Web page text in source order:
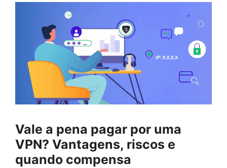
Vale a pena pagar por uma
VPN? Vantagens, riscos e
quando compensa